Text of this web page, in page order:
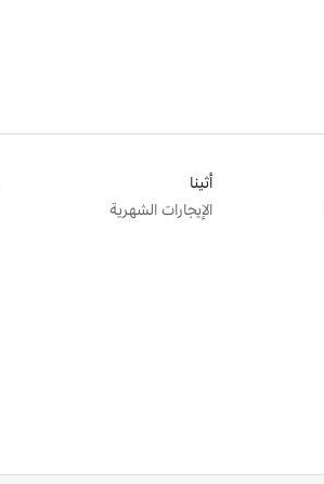
أثينا
الإيجارات الشهرية